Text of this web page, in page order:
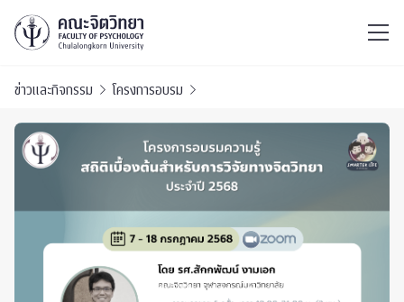
ข่าวและกิจกรรม โครงการอบรม